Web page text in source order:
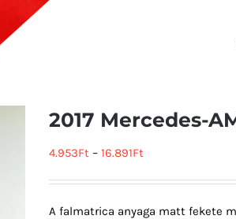
2017 Mercedes-
4.953Ft – 16.891Ft
A falmatrica anyaga matt fekete